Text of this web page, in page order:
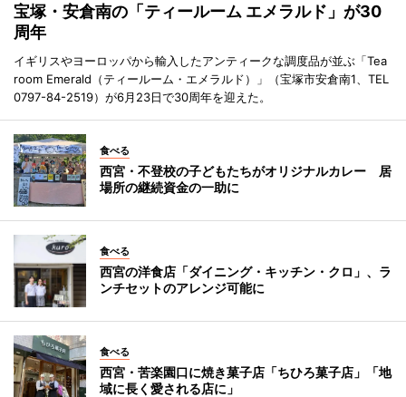
宝塚・安倉南の「ティールーム エメラルド」が30
周年
イギリスやヨーロッパから輸入したアンティークな調度品が並ぶ「Tea
room Emerald（ティールーム・エメラルド）」（宝塚市安倉南1、TEL
0797-84-2519）が6月23日で30周年を迎えた。
食べる
西宮・不登校の子どもたちがオリジナルカレー 居
場所の継続資金の一助に
食べる
西宮の洋食店「ダイニング・キッチン・クロ」、ラ
ンチセットのアレンジ可能に
食べる
西宮・苦楽園口に焼き菓子店「ちひろ菓子店」「地
域に長く愛される店に」